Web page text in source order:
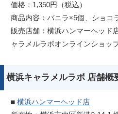
価格：1,350円（税込）
商品内容：バニラ×5個、ショコ
販売店舗：横浜ハンマーヘッド
ャラメルラボオンラインショッ
横浜キャラメルラボ 店舗概
■横浜ハンマーヘッド店